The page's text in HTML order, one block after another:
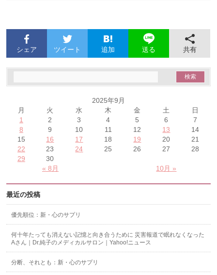
シェア ツイート 追加 送る 共有
2025年9月
月
火 水 木 金 土 日
« 8月 10月 »
1 2 3 4 5 6
7
8
9 10 11 12 13
14
15
16 17 18 19 20
21
22
23 24 25 26 27
28
29
30
最近の投稿
優先順位：新・心のサプリ
何十年たっても消えない記憶と向き合うために 災害報道で眠れなくなった
Aさん｜Dr.純子のメディカルサロン｜Yahoo!ニュース
分断、それとも：新・心のサプリ